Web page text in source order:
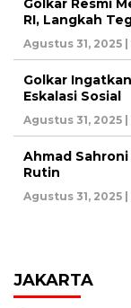
RI, Langkah
Agustus 31, 2025
Golkar
Eskalasi Sosial
Agustus 31, 2025
Ahmad
Rutin
Agustus 31, 2025 |
JAKARTA